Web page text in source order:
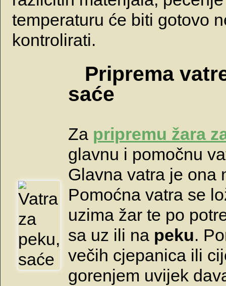
temperaturu će biti gotovo
kontrolirati.
Priprema
saće
Za pripremu žara
glavnu i pomočnu
Glavna vatra je ona
Pomoćna vatra se
uzima žar te po
sa uz ili na peku.
večih cjepanica ili
gorenjem uvijek